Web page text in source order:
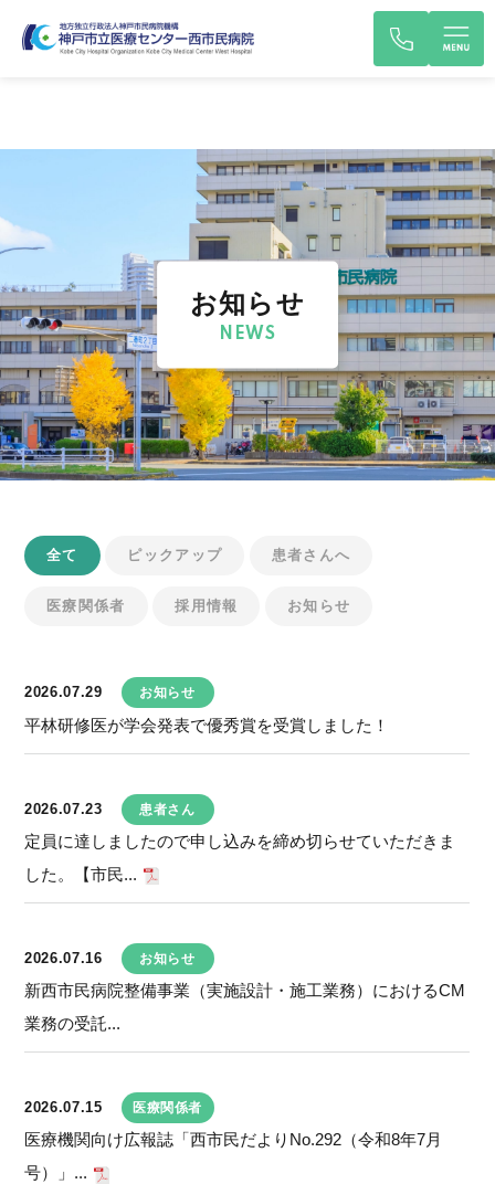
お知らせ
NEWS
全て ピックアップ 患者さんへ
医療関係者 採用情報 お知らせ
2026.07.29 お知らせ
平林研修医が学会発表で優秀賞を受賞しました！
2026.07.23 患者さん
定員に達しましたので申し込みを締め切らせていただきま
した。【市民...
2026.07.16 お知らせ
新西市民病院整備事業（実施設計・施工業務）におけるCM
業務の受託...
2026.07.15 医療関係者
医療機関向け広報誌「西市民だよりNo.292（令和8年7月
号）」...